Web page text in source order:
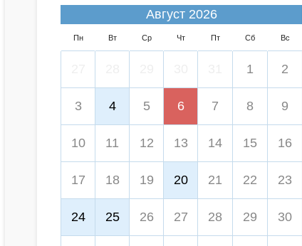
Август 2026
Пн Вт Ср Чт Пт Сб Вс
1 2
3 4 5 6 7 8 9
10 11 12 13 14 15 16
17 18 19 20 21 22 23
24 25 26 27 28 29 30